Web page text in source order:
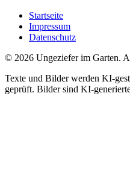
Startseite
Impressum
Datenschutz
© 2026 Ungeziefer im Garten.
Texte und Bilder werden KI-
geprüft. Bilder sind KI-